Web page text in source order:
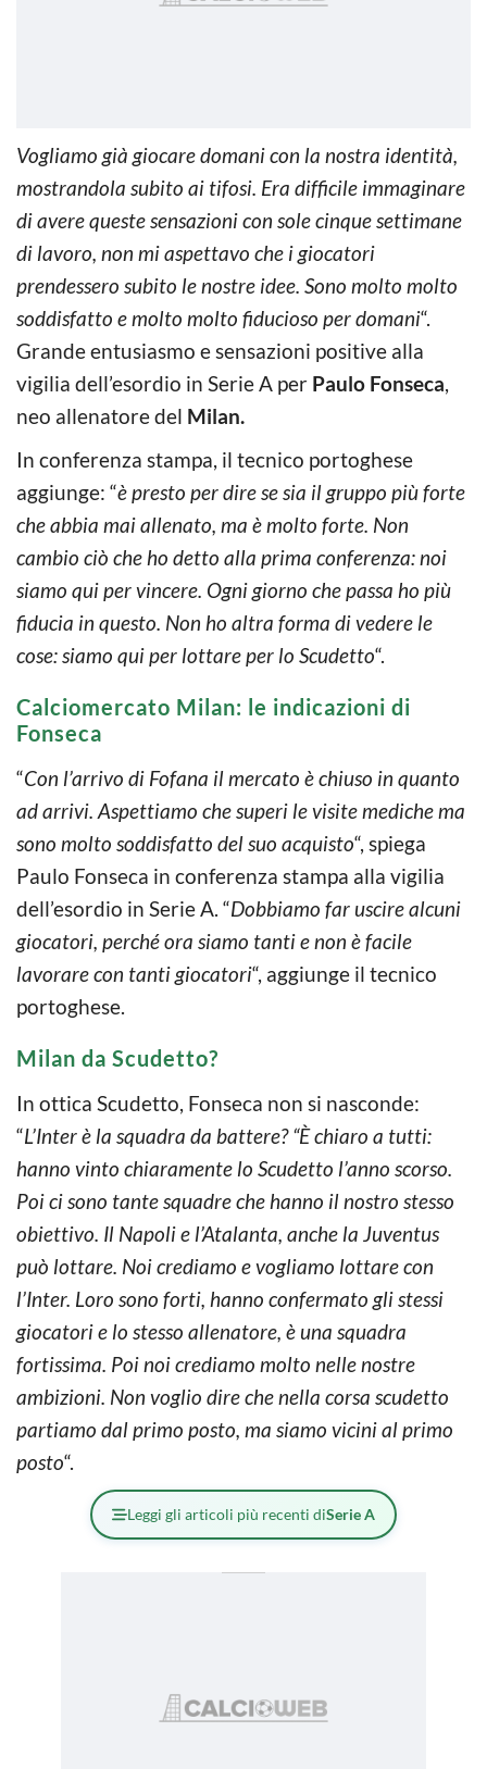
Vogliamo già giocare domani con la nostra identità,
mostrandola subito ai tifosi. Era difficile immaginare
di avere queste sensazioni con sole cinque settimane
di lavoro, non mi aspettavo che i giocatori
prendessero subito le nostre idee. Sono molto molto
soddisfatto e molto molto fiducioso per domani“.
Grande entusiasmo e sensazioni positive alla
vigilia dell’esordio in Serie A per Paulo Fonseca,
neo allenatore del Milan.
In conferenza stampa, il tecnico portoghese
aggiunge: “è presto per dire se sia il gruppo più forte
che abbia mai allenato, ma è molto forte. Non
cambio ciò che ho detto alla prima conferenza: noi
siamo qui per vincere. Ogni giorno che passa ho più
fiducia in questo. Non ho altra forma di vedere le
cose: siamo qui per lottare per lo Scudetto“.
Calciomercato Milan: le indicazioni di
Fonseca
“Con l’arrivo di Fofana il mercato è chiuso in quanto
ad arrivi. Aspettiamo che superi le visite mediche ma
sono molto soddisfatto del suo acquisto“, spiega
Paulo Fonseca in conferenza stampa alla vigilia
dell’esordio in Serie A. “Dobbiamo far uscire alcuni
giocatori, perché ora siamo tanti e non è facile
lavorare con tanti giocatori“, aggiunge il tecnico
portoghese.
Milan da Scudetto?
In ottica Scudetto, Fonseca non si nasconde:
“L’Inter è la squadra da battere? “È chiaro a tutti:
hanno vinto chiaramente lo Scudetto l’anno scorso.
Poi ci sono tante squadre che hanno il nostro stesso
obiettivo. Il Napoli e l’Atalanta, anche la Juventus
può lottare. Noi crediamo e vogliamo lottare con
l’Inter. Loro sono forti, hanno confermato gli stessi
giocatori e lo stesso allenatore, è una squadra
fortissima. Poi noi crediamo molto nelle nostre
ambizioni. Non voglio dire che nella corsa scudetto
partiamo dal primo posto, ma siamo vicini al primo
posto“.
Leggi gli articoli più recenti diSerie A